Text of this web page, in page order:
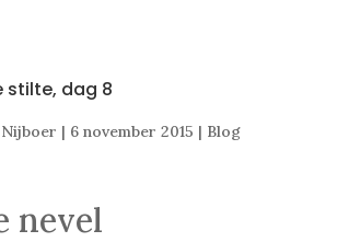
stilte, dag 8
| 6 november 2015 | Blog
nevel